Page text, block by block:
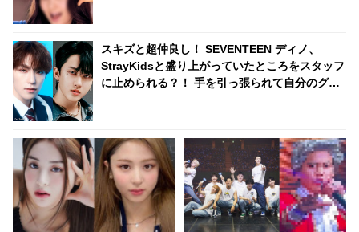
スキズと超仲良し！ SEVENTEEN ディノ、
StrayKidsと盛り上がっていたところをスタッフ
に止められる？！ 手を引っ張られて自分のグル